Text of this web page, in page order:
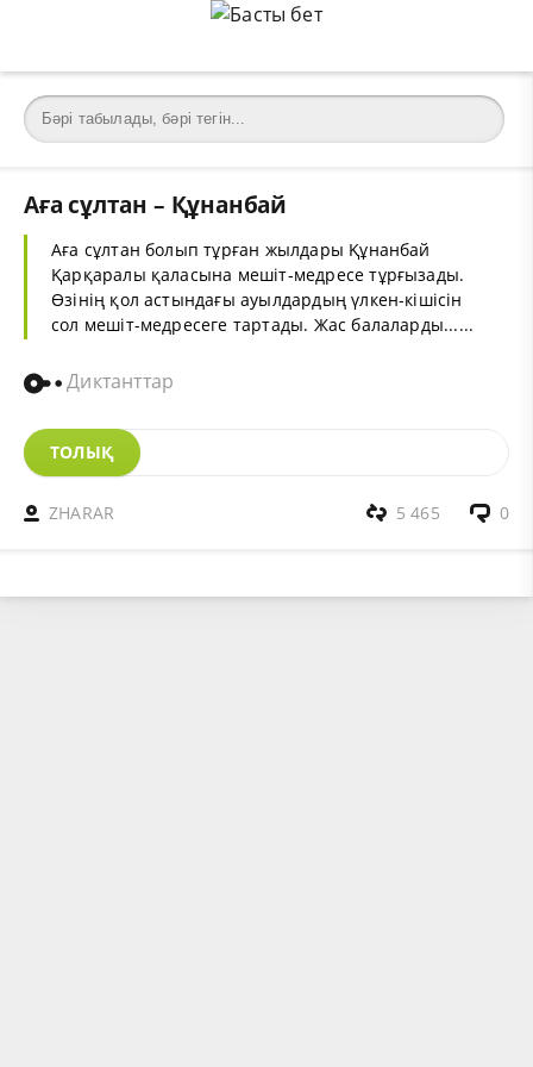
Аға сұлтан – Құнанбай
Аға сұлтан болып тұрған жылдары Құнанбай
Қарқаралы қаласына мешіт-медресе тұрғызады.
Өзінің қол астындағы ауылдардың үлкен-кішісін
сол мешіт-медресеге тартады. Жас балаларды......
Диктанттар
ТОЛЫҚ
ZHARAR 0
5 465